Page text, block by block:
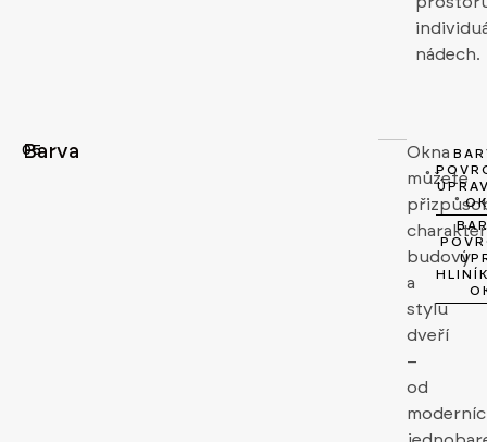
nádech.
05
Barva
Okna
můžete
budovy
a
stylu
dveří
–
od